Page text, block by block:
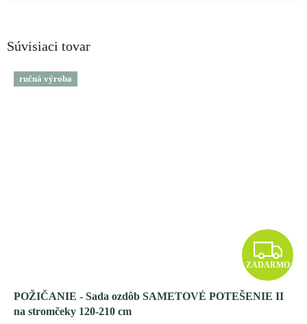
Súvisiaci tovar
ručná výroba
Z
A
D
ZADARMO
POŽIČANIE - Sada ozdôb SAMETOVÉ POTEŠENIE II
na stromčeky 120-210 cm